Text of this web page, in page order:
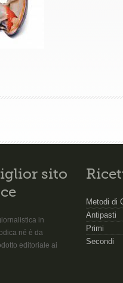
sito
in
né è da
editoriale ai
Metodi di
Antipasti
Primi
Secondi